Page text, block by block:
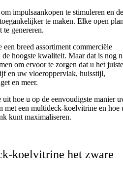
om impulsaankopen te stimuleren en de
toegankelijker te maken. Elke open
te genereren.
een breed assortiment commerciële
de hoogste kwaliteit. Maardat is nog
om ervoor te zorgen dat u het juiste
en uw vloeroppervlak, huisstijl,
en meer.
uit hoe u op de eenvoudigste manier
met een multideck-koelvitrine en hoe
kunt maximaliseren.
koelvitrine het zware